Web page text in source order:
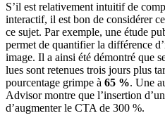
S’il est relativement intuitif de
interactif, il est bon de considérer
ce sujet. Par exemple, une étude
permet de quantifier la différence
image. Il a ainsi été démontré que
lues sont retenues trois jours plus
pourcentage grimpe à 65 %. Une
Advisor montre que l’insertion
d’augmenter le CTA de 300 %.